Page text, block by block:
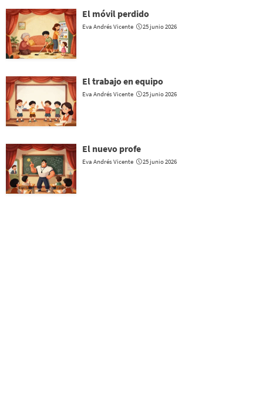
El móvil perdido
Eva Andrés Vicente 25 junio 2026
El trabajo en equipo
Eva Andrés Vicente 25 junio 2026
El nuevo profe
Eva Andrés Vicente 25 junio 2026